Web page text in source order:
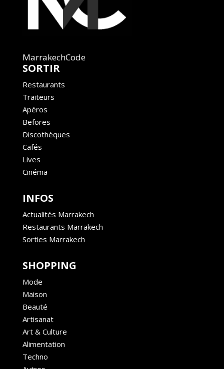
MarrakechCode
SORTIR
Restaurants
Traiteurs
Apéros
Befores
Discothèques
Cafés
Lives
Cinéma
INFOS
Actualités Marrakech
Restaurants Marrakech
Sorties Marrakech
SHOPPING
Mode
Maison
Beauté
Artisanat
Art & Culture
Alimentation
Techno